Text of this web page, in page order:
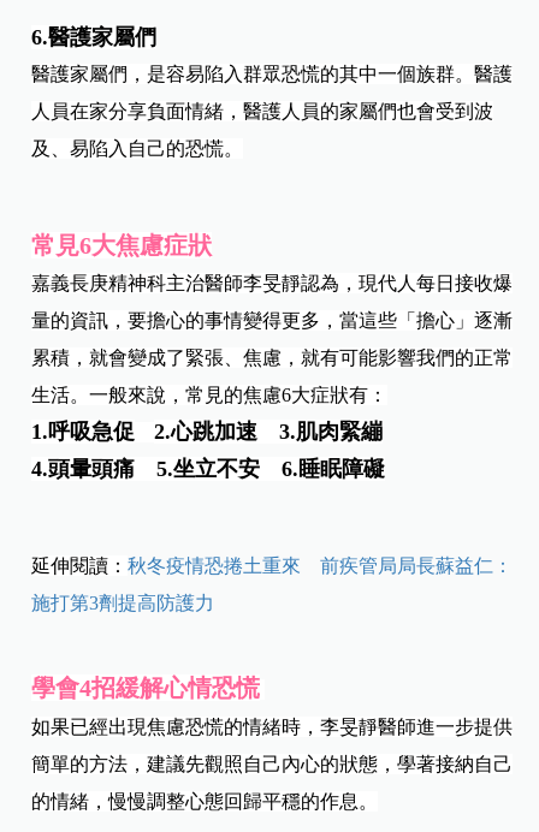
6.醫護家屬們
醫護家屬們，是容易陷入群眾恐慌的其中一個族群。醫護
人員在家分享負面情緒，醫護人員的家屬們也會受到波
及、易陷入自己的恐慌。
常見6大焦慮症狀
嘉義長庚精神科主治醫師李旻靜認為，現代人每日接收爆
量的資訊，要擔心的事情變得更多，當這些「擔心」逐漸
累積，就會變成了緊張、焦慮，就有可能影響我們的正常
生活。一般來說，常見的焦慮6大症狀有：
1.呼吸急促
2.心跳加速 3.肌肉緊繃
4.頭暈頭痛 5.坐立不安 6.睡眠障礙
延伸閱讀：秋冬疫情恐捲土重來 前疾管局局長蘇益仁：
施打第3劑提高防護力
學會4招緩解心情恐慌
如果已經出現焦慮恐慌的情緒時，李旻靜醫師進一步提供
簡單的方法，建議先觀照自己內心的狀態，學著接納自己
的情緒，慢慢調整心態回歸平穩的作息。